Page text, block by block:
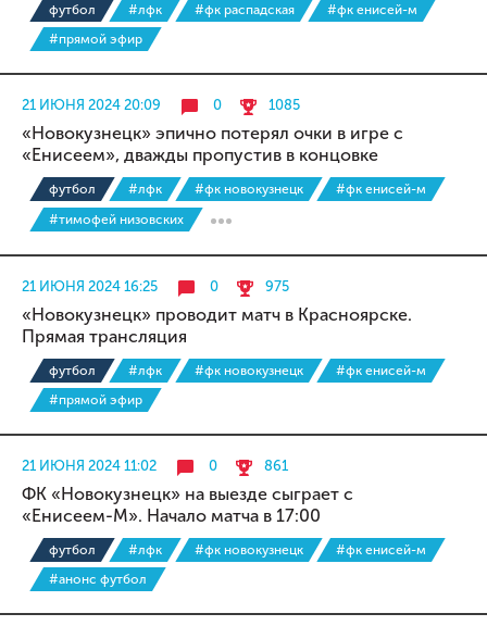
футбол #лфк #фк распадская
#фк енисей-м
#прямой эфир
21 ИЮНЯ 2024 20:09 0 1085
«Новокузнецк» эпично потерял очки в игре с
«Енисеем», дважды пропустив в концовке
футбол #лфк #фк новокузнецк
#фк енисей-м
#тимофей низовских
21 ИЮНЯ 2024 16:25 0 975
«Новокузнецк» проводит матч в Красноярске.
Прямая трансляция
футбол #лфк #фк новокузнецк
#фк енисей-м
#прямой эфир
21 ИЮНЯ 2024 11:02 0 861
ФК «Новокузнецк» на выезде сыграет с
«Енисеем-М». Начало матча в 17:00
футбол #лфк #фк новокузнецк
#фк енисей-м
#анонс футбол